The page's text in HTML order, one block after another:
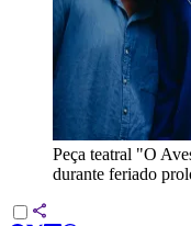
Peça teatral "O
durante feriado